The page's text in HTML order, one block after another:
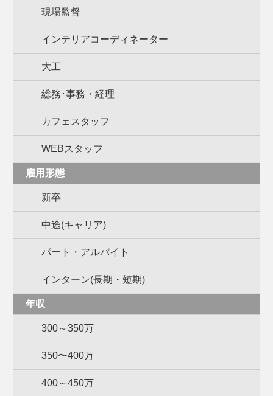
現場監督
インテリアコーディネーター
大工
総務･事務・経理
カフェスタッフ
WEBスタッフ
雇用形態
新卒
中途(キャリア)
パート・アルバイト
インターン(長期・短期)
年収
300～350万
350〜400万
400～450万